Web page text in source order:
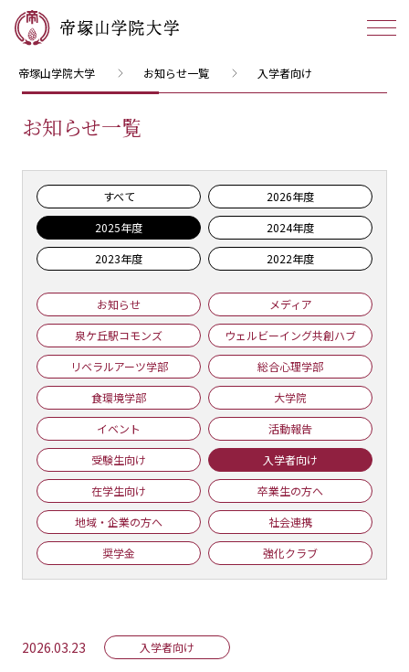
帝塚山学院大学 お知らせ一覧 入学者向け
お知らせ一覧
すべて
2026年度
2025年度
2024年度
2023年度
2022年度
お知らせ
メディア
泉ケ丘駅コモンズ
ウェルビーイング共創ハブ
リベラルアーツ学部
総合心理学部
食環境学部
大学院
イベント
活動報告
受験生向け
入学者向け
在学生向け
卒業生の方へ
地域・企業の方へ
社会連携
奨学金
強化クラブ
2026.03.23 入学者向け